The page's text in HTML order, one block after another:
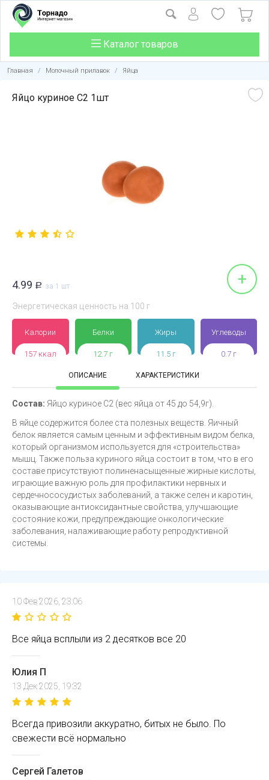
Каталог товаров
Главная / Молочный прилавок / Яйца
Яйцо куриное С2 1шт
4.99 Р за 1 шт +
Энергетическая ценность на 100 г
Калории
157 ккал
Белки
12.7 г
Жиры
11.5 г
Углеводы
0.7 г
ОПИСАНИЕ ХАРАКТЕРИСТИКИ
Состав: Яйцо куриное С2 (вес яйца от 45 до 54,9г).
В яйце содержится более ста полезных веществ. Яичный
белок является самым ценным и эффективным видом белка,
который организмом используется для «строительства»
мышц. Также польза куриного яйца состоит в том, что в его
составе присутствуют полиненасыщенные жирные кислоты,
играющие важную роль для профилактики нервных и
сердечнососудистых заболеваний, а также селен и каротин,
оказывающие антиоксидантные свойства, улучшающие
состояние кожи, предупреждающие онкологические
заболевания, налаживающие работу репродуктивной
системы.
10 Фев 2026, 23:06
Все яйца всплыли из 2 десятков все 20
Юлия П
13 Дек 2025, 19:32
Всегда привозили аккуратно, битых не было. По
свежести всё нормально
Сергей Галетов